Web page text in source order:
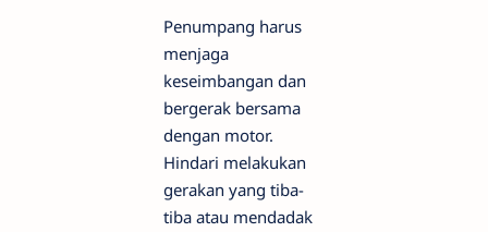
Penumpang harus
menjaga
keseimbangan dan
bergerak bersama
dengan motor.
Hindari melakukan
gerakan yang tiba-
tiba atau mendadak